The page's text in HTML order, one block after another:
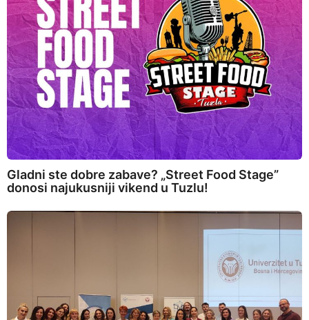
Gladni ste dobre zabave? „Street Food Stage”
donosi najukusniji vikend u Tuzlu!